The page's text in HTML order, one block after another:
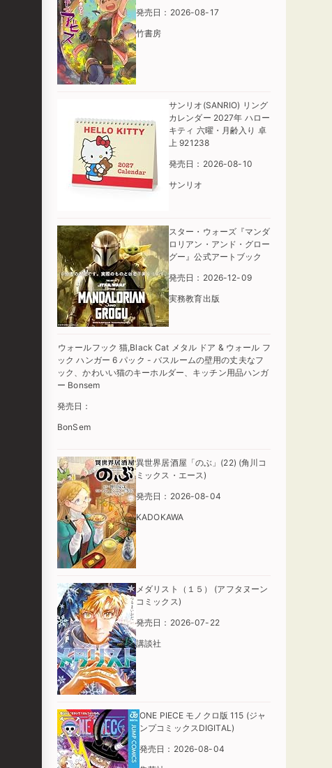
発売日：2026-08-17
竹書房
サンリオ(SANRIO) リング
カレンダー 2027年 ハロー
キティ 六曜・月齢入り 卓
上 921238
発売日：2026-08-10
サンリオ
スター・ウォーズ『マンダ
ロリアン・アンド・グロー
グー』公式アートブック
発売日：2026-12-09
実務教育出版
ウォールフック 猫,Black Cat メタル ドア & ウォール フ
ック ハンガー 6 パック - バスルームの壁用の丈夫なフ
ック、かわいい猫のキーホルダー、キッチン用品ハンガ
ー Bonsem
発売日：
BonSem
異世界居酒屋「のぶ」(22) (角川コ
ミックス・エース)
発売日：2026-08-04
KADOKAWA
メダリスト（１５） (アフタヌーン
コミックス)
発売日：2026-07-22
講談社
ONE PIECE モノクロ版 115 (ジャ
ンプコミックスDIGITAL)
発売日：2026-08-04